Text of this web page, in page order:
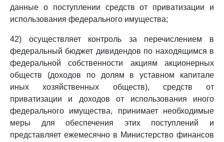
данные о поступлении средств от приватизации и
использования федерального имущества;
42) осуществляет контроль за перечислением в
федеральный бюджет дивидендов по находящимся в
федеральной собственности акциям акционерных
обществ (доходов по долям в уставном капитале
иных хозяйственных обществ), средств от
приватизации и доходов от использования иного
федерального имущества, принимает необходимые
меры для обеспечения этих поступлений и
представляет ежемесячно в Министерство финансов